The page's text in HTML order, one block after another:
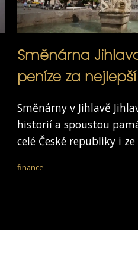
Směnárna
peníze za nejlepší
Směnárny v Jihlavě
historií a spoustou
celé České republiky i
finance